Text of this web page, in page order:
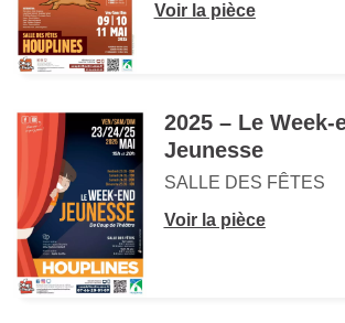
Voir la pièce
2025 – Le Week-
Jeunesse
SALLE DES FÊTES
Voir la pièce